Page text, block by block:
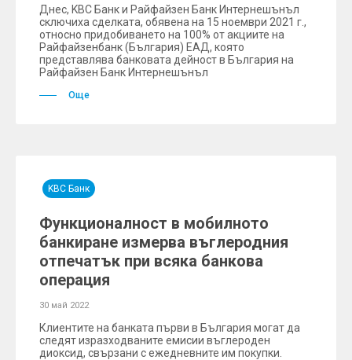
Днес, KBC Банк и Райфайзен Банк Интернешънъл
сключиха сделката, обявена на 15 ноември 2021 г.,
относно придобиването на 100% от акциите на
Райфайзенбанк (България) ЕАД, която
представлява банковата дейност в България на
Райфайзен Банк Интернешънъл
Още
KBC Банк
Функционалност в мобилното
банкиране измерва въглеродния
отпечатък при всяка банкова
операция
30 май 2022
Клиентите на банката първи в България могат да
следят изразходваните емисии въглероден
диоксид, свързани с ежедневните им покупки.